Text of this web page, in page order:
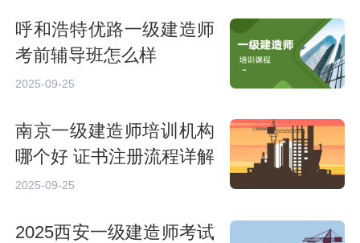
呼和浩特优路一级建造师
考前辅导班怎么样
2025-09-25
南京一级建造师培训机构
哪个好 证书注册流程详解
2025-09-25
2025西安一级建造师考试